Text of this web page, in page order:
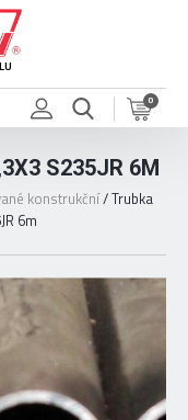
0
S235JR 6M
konstrukční/Trubka
6m